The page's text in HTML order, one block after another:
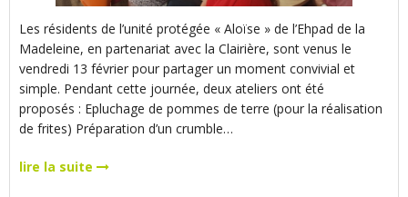
Les résidents de l’unité protégée « Aloïse » de l’Ehpad de la
Madeleine, en partenariat avec la Clairière, sont venus le
vendredi 13 février pour partager un moment convivial et
simple. Pendant cette journée, deux ateliers ont été
proposés : Epluchage de pommes de terre (pour la réalisation
de frites) Préparation d’un crumble…
lire la suite